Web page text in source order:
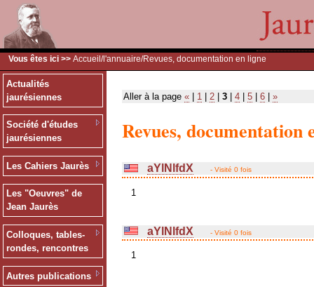
Vous êtes ici >> Accueil /l'annuaire/Revues, documentation en ligne
Actualités
jaurésiennes
Société d'études
jaurésiennes
Les Cahiers Jaurès
Les "Oeuvres" de
Jean Jaurès
Colloques, tables-
rondes, rencontres
Autres publications
Aller à la page « 1 2 3 4 5 6 »
Revues, documentation
aYlNlfdX - Visité 0 fois
1
aYlNlfdX - Visité 0 fois
1